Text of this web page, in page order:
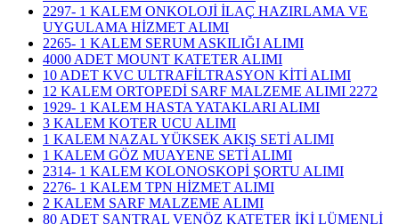
2297- 1 KALEM ONKOLOJİ İLAÇ HAZIRLAMA VE
UYGULAMA HİZMET ALIMI
2265- 1 KALEM SERUM ASKILIĞI ALIMI
4000 ADET MOUNT KATETER ALIMI
10 ADET KVC ULTRAFİLTRASYON KİTİ ALIMI
12 KALEM ORTOPEDİ SARF MALZEME ALIMI 2272
1929- 1 KALEM HASTA YATAKLARI ALIMI
3 KALEM KOTER UCU ALIMI
1 KALEM NAZAL YÜKSEK AKIŞ SETİ ALIMI
1 KALEM GÖZ MUAYENE SETİ ALIMI
2314- 1 KALEM KOLONOSKOPİ ŞORTU ALIMI
2276- 1 KALEM TPN HİZMET ALIMI
2 KALEM SARF MALZEME ALIMI
80 ADET SANTRAL VENÖZ KATETER İKİ LÜMENLİ